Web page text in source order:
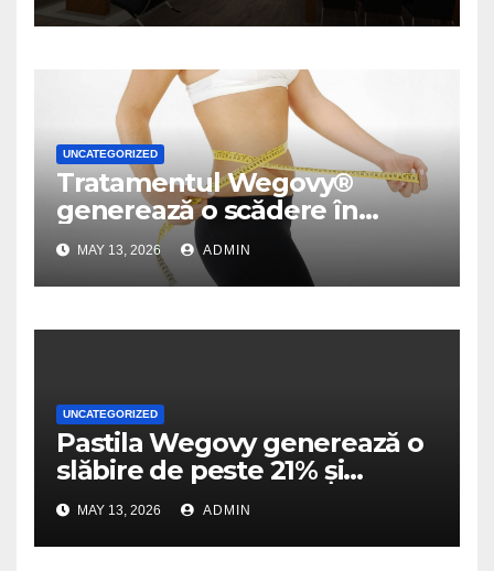
UNCATEGORIZED
Tratamentul Wegovy®
generează o scădere în
greutate de până la 22,6% la
femei în perioada
menopauzei și reduce la
MAY 13, 2026 ADMIN
UNCATEGORIZED
Pastila Wegovy generează o
slăbire de peste 21% și
dublează scorurile de
îmbunătățire a mobilității
fizice
MAY 13, 2026 ADMIN